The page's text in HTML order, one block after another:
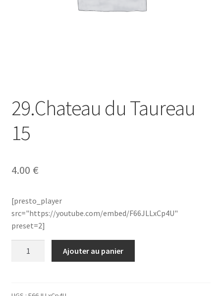
29.Chateau du Taureau
15
4.00 €
[presto_player
src="https://youtube.com/embed/F66JLLxCp4U"
preset=2]
Ajouter au panier